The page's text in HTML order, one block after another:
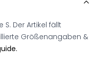
Der Artikel fällt
Größenangaben &